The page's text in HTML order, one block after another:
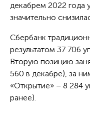
декабрем 2022 года
значительно
Сбербанк
результатом 37 706
Вторую позицию
560 в декабре), за
«Открытие» – 8 284
ранее).